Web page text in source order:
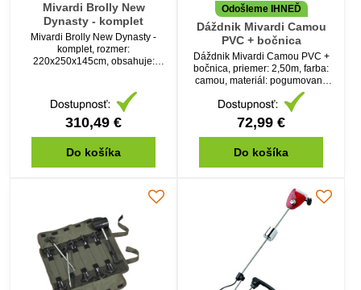
Mivardi Brolly New
Dynasty - komplet
Mivardi Brolly New Dynasty -
komplet, rozmer:
220x250x145cm, obsahuje:
310,49 €
Do košíka
Odošleme IHNEĎ
Dáždnik Mivardi Camou
PVC + bočnica
Dáždnik Mivardi Camou PVC +
bočnica, priemer: 2,50m, farba:
camou, materiál: pogumované
72,99 €
Do košíka